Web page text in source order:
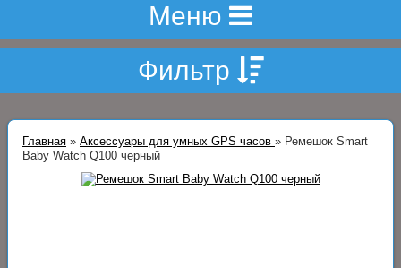
Меню
Фильтр
Главная » Аксессуары для умных GPS часов » Ремешок Smart
Baby Watch Q100 черный